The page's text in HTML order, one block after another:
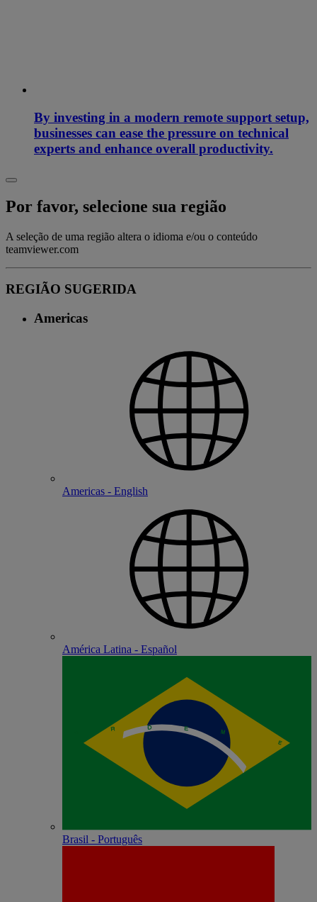
By investing in a modern remote support setup,
businesses can ease the pressure on technical
experts and enhance overall productivity.
Por favor, selecione sua região
A seleção de uma região altera o idioma e/ou o conteúdo
teamviewer.com
REGIÃO SUGERIDA
Americas
Americas - English
América Latina - Español
Brasil - Português